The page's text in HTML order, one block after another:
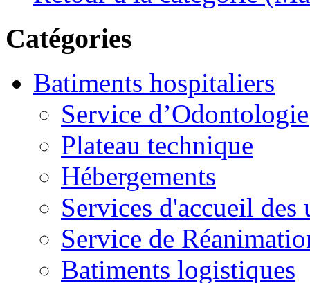
Catégories
Batiments hospitaliers
Service d’Odontologie
Plateau technique
Hébergements
Services d'accueil des
Service de
Batiments logistiques